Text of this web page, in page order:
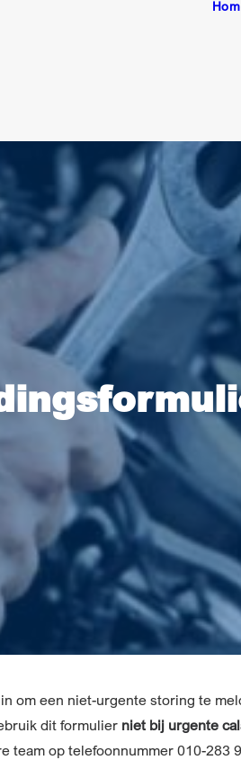
om een niet-urgente storing te
dit formulier niet bij urgente
team op telefoonnummer 010-283